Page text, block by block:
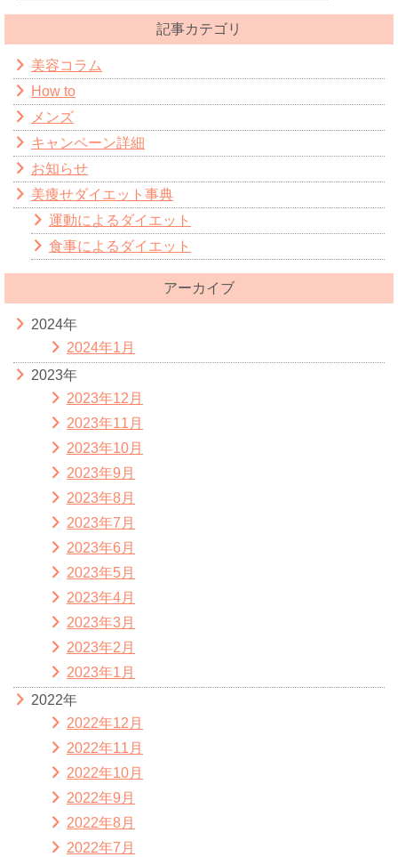
記事カテゴリ
美容コラム
How to
メンズ
キャンペーン詳細
お知らせ
美痩せダイエット事典
運動によるダイエット
食事によるダイエット
アーカイブ
2024年
2024年1月
2023年
2023年12月
2023年11月
2023年10月
2023年9月
2023年8月
2023年7月
2023年6月
2023年5月
2023年4月
2023年3月
2023年2月
2023年1月
2022年
2022年12月
2022年11月
2022年10月
2022年9月
2022年8月
2022年7月